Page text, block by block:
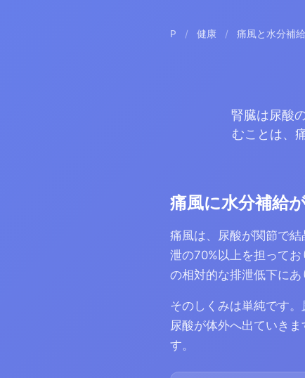
P / 健康 / 痛風と水分補給
腎臓は尿酸
むことは、
痛風に水分補給
痛風は、尿酸が関節で結
泄の70%以上を担って
の相対的な排泄低下にあ
そのしくみは単純です。
尿酸が体外へ出ていき
す。